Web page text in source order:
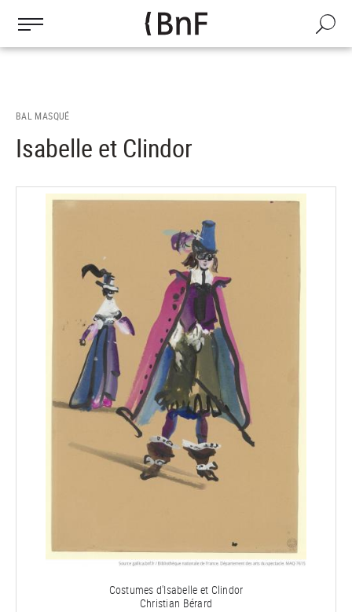
contenu
Recherche
BAL MASQUÉ
Isabelle et Clindor
Costumes d'Isabelle et Clindor
Christian Bérard